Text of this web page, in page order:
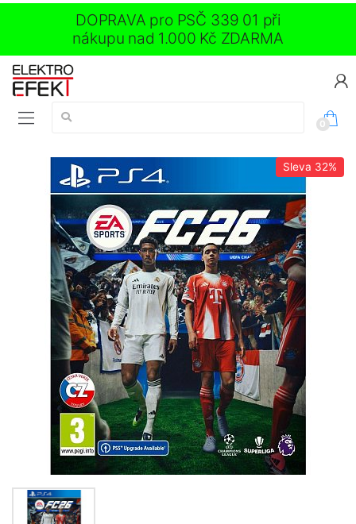
DOPRAVA pro PSČ 339 01 při
nákupu nad 1.000 Kč ZDARMA
Vyhledávání:
0
Sleva 32%